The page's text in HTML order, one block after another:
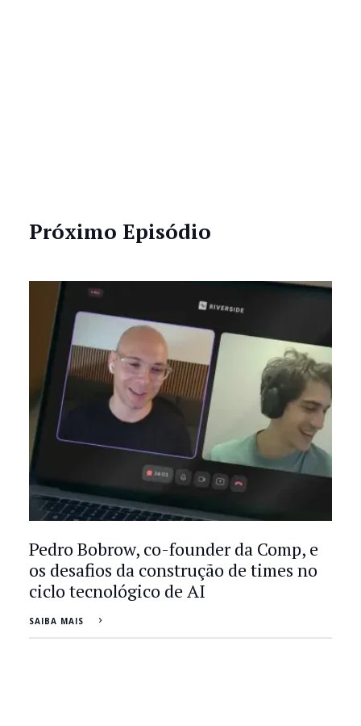
Próximo Episódio
Pedro Bobrow, co-founder da Comp, e
os desafios da construção de times no
ciclo tecnológico de AI
SAIBA MAIS